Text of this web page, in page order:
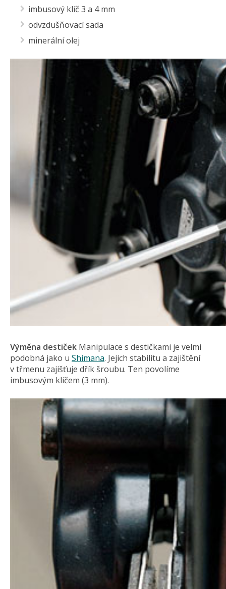
imbusový klíč 3 a 4 mm
odvzdušňovací sada
minerální olej
Výměna destiček Manipulace s destičkami je velmi
podobná jako u Shimana. Jejich stabilitu a zajištění
v třmenu zajišťuje dřík šroubu. Ten povolíme
imbusovým klíčem (3 mm).